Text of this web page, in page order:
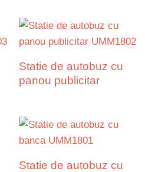
Statie de autobuz cu
panou publicitar
Statie de autobuz cu